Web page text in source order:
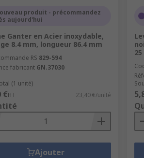
peuvent se fixer à l'axe de rotation
l'inox ou le polyamide.
pour assurer un espacement
produit - précommandez
aujourd'hui
Ganter en Acier inoxydable,
8.4 mm, longueur 86.4 mm
RS 829-594
fabricant GN.37030
(1 unité)
€HT 23,40 €/unité
Ajouter